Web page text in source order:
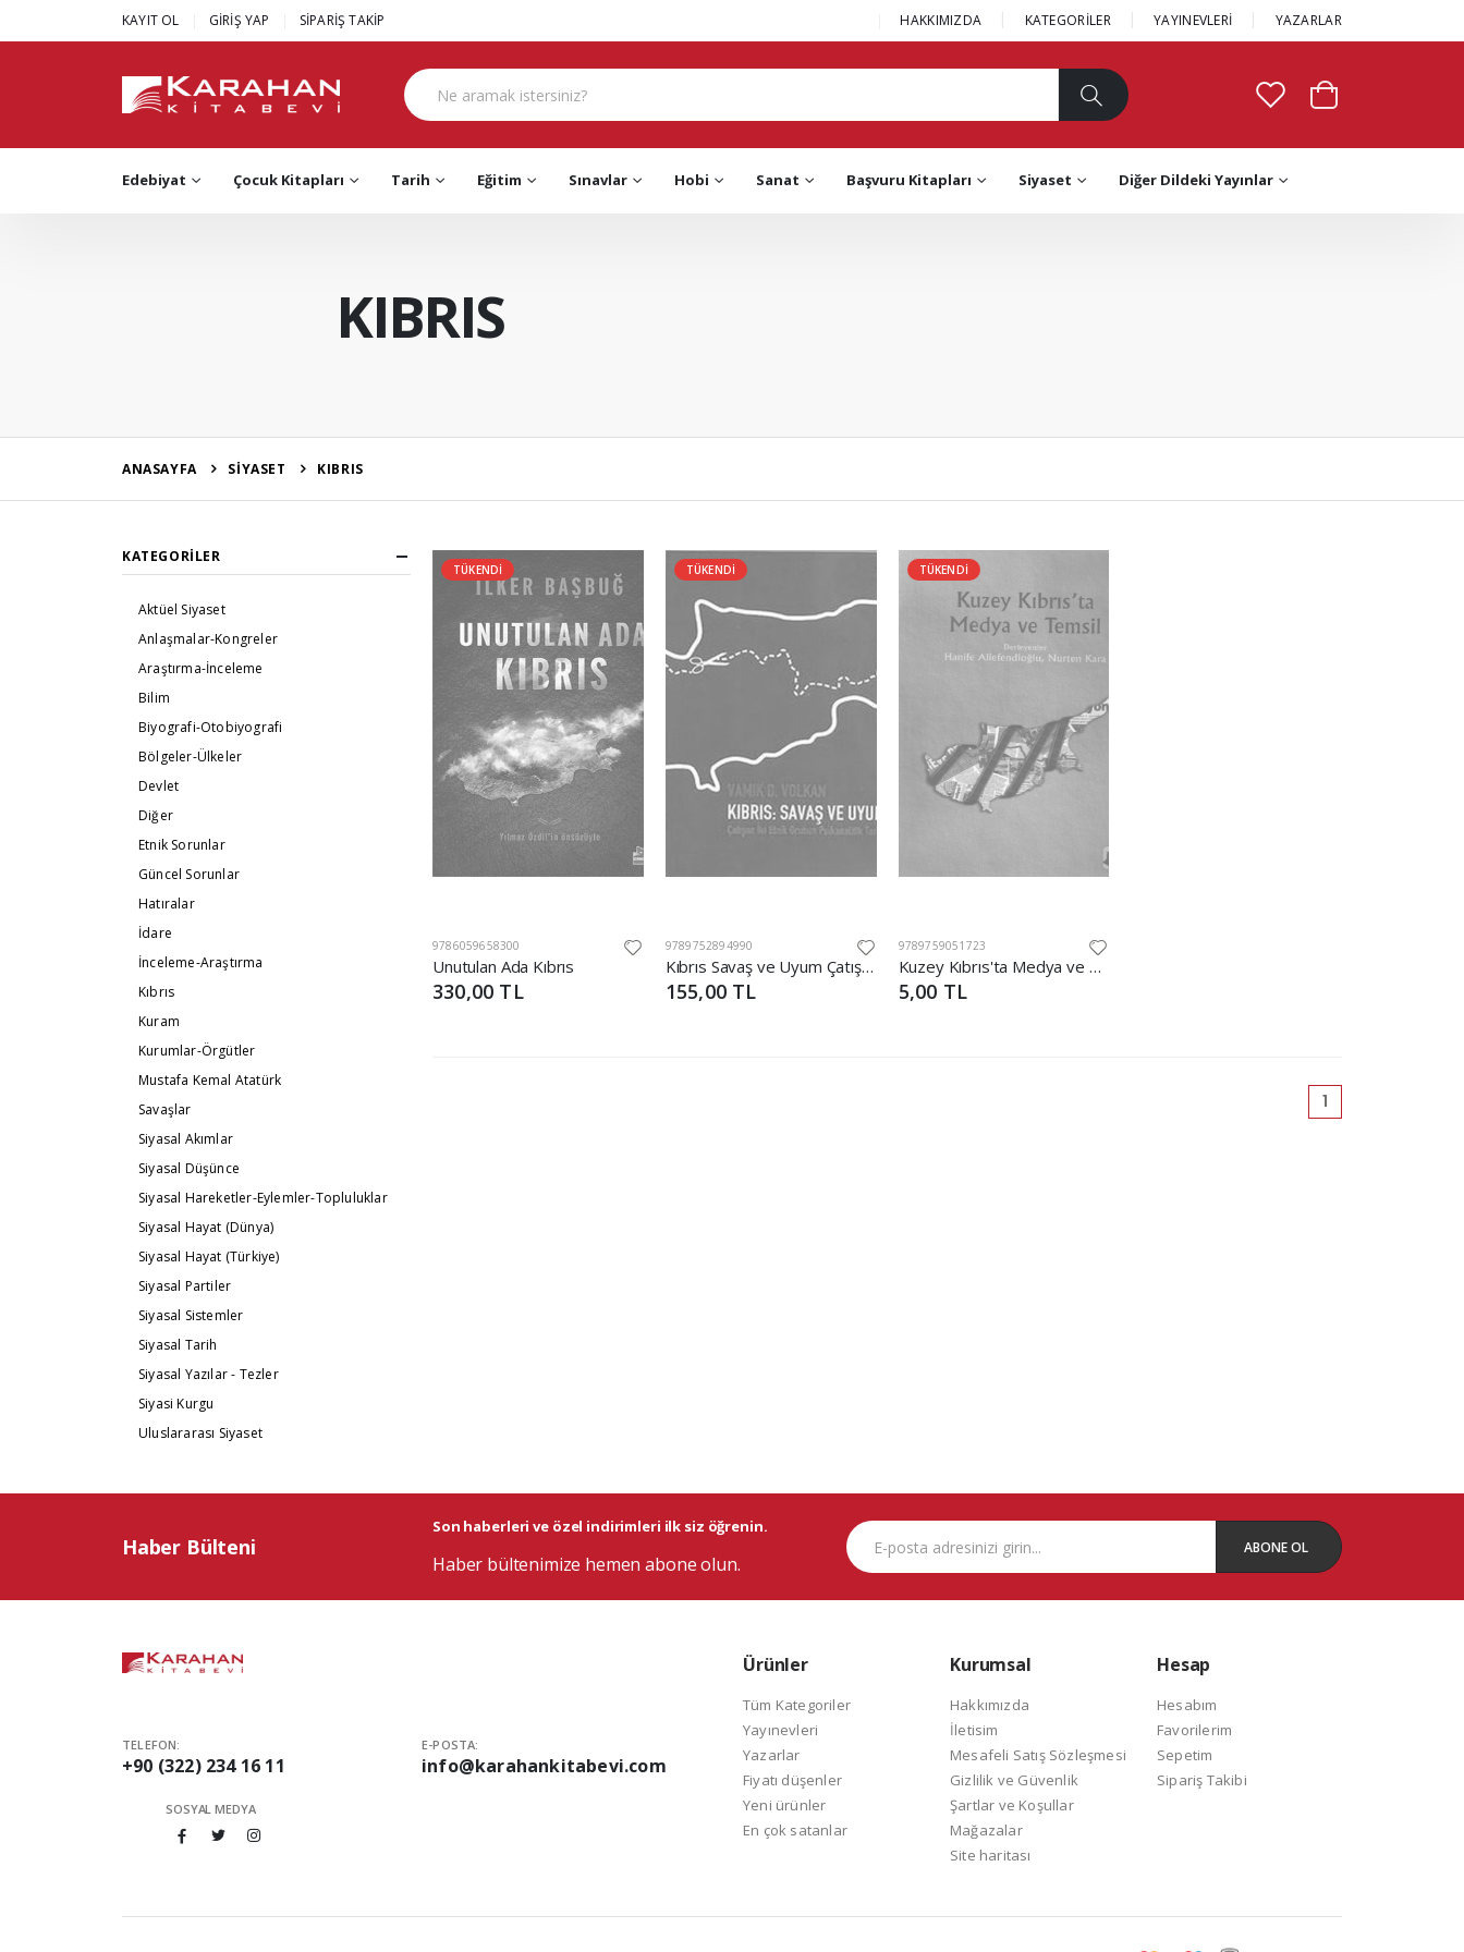
KAYIT OL GİRİŞ YAP SİPARİŞ TAKİP HAKKIMIZDA KATEGORİLER YAYINEVLERİ YAZARLAR
Edebiyat Çocuk Kitapları Tarih Eğitim Sınavlar Hobi Sanat Başvuru Kitapları Siyaset Diğer Dildeki Yayınlar
KIBRIS
ANASAYFA SİYASET KIBRIS
TÜKENDİ
9786059658300
Unutulan Ada Kıbrıs
330,00 TL
TÜKENDİ
9789752894990
Kıbrıs Savaş ve Uyum Çatışan İki Etnik Grubun Psikanalitik Tarihi
155,00 TL
TÜKENDİ
9789759051723
Kuzey Kıbrıs'ta Medya ve Temsil
5,00 TL
1
KATEGORILER
Aktüel Siyaset
Anlaşmalar-Kongreler
Araştırma-İnceleme
Bilim
Biyografi-Otobiyografi
Bölgeler-Ülkeler
Devlet
Diğer
Etnik Sorunlar
Güncel Sorunlar
Hatıralar
İdare
İnceleme-Araştırma
Kıbrıs
Kuram
Kurumlar-Örgütler
Mustafa Kemal Atatürk
Savaşlar
Siyasal Akımlar
Siyasal Düşünce
Siyasal Hareketler-Eylemler-Topluluklar
Siyasal Hayat (Dünya)
Siyasal Hayat (Türkiye)
Siyasal Partiler
Siyasal Sistemler
Siyasal Tarih
Siyasal Yazılar - Tezler
Siyasi Kurgu
Uluslararası Siyaset
Haber Bülteni
Son haberleri ve özel indirimleri ilk siz öğrenin.
Haber bültenimize hemen abone olun.
ABONE OL
TELEFON:
+90 (322) 234 16 11
E-POSTA:
info@karahankitabevi.com
SOSYAL MEDYA
Ürünler
Tüm Kategoriler
Yayınevleri
Yazarlar
Fiyatı düşenler
Yeni ürünler
En çok satanlar
Kurumsal
Hakkımızda
İletisim
Mesafeli Satış Sözleşmesi
Gizlilik ve Güvenlik
Şartlar ve Koşullar
Mağazalar
Site haritası
Hesap
Hesabım
Favorilerim
Sepetim
Sipariş Takibi